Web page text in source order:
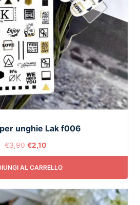
unghie Lak f006
€3,90 €2,10
AL CARRELLO